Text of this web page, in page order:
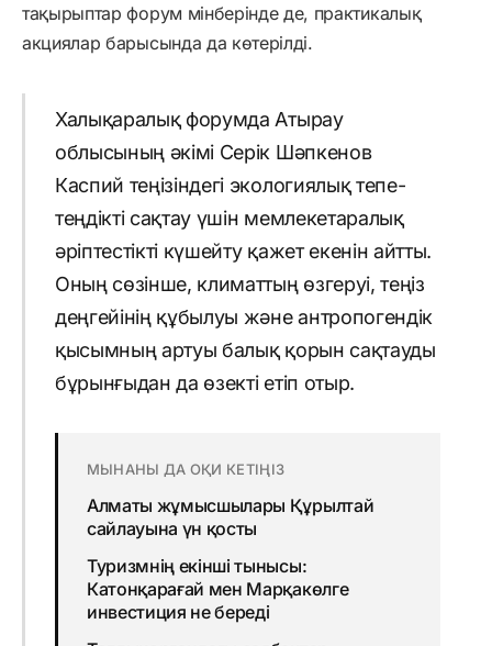
тақырыптар форум мінберінде де, практикалық
акциялар барысында да көтерілді.
Халықаралық форумда Атырау
облысының әкімі Серік Шәпкенов
Каспий теңізіндегі экологиялық тепе-
теңдікті сақтау үшін мемлекетаралық
әріптестікті күшейту қажет екенін айтты.
Оның сөзінше, климаттың өзгеруі, теңіз
деңгейінің құбылуы және антропогендік
қысымның артуы балық қорын сақтауды
бұрынғыдан да өзекті етіп отыр.
МЫНАНЫ ДА ОҚИ КЕТІҢІЗ
Алматы жұмысшылары Құрылтай
сайлауына үн қосты
Туризмнің екінші тынысы:
Катонқарағай мен Марқакөлге
инвестиция не береді